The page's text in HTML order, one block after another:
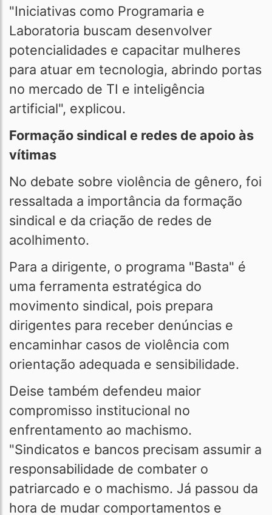
"Iniciativas como Programaria e
Laboratoria buscam desenvolver
potencialidades e capacitar mulheres
para atuar em tecnologia, abrindo portas
no mercado de TI e inteligência
artificial", explicou.
Formação sindical e redes de apoio às
vítimas
No debate sobre violência de gênero, foi
ressaltada a importância da formação
sindical e da criação de redes de
acolhimento.
Para a dirigente, o programa "Basta" é
uma ferramenta estratégica do
movimento sindical, pois prepara
dirigentes para receber denúncias e
encaminhar casos de violência com
orientação adequada e sensibilidade.
Deise também defendeu maior
compromisso institucional no
enfrentamento ao machismo.
"Sindicatos e bancos precisam assumir a
responsabilidade de combater o
patriarcado e o machismo. Já passou da
hora de mudar comportamentos e